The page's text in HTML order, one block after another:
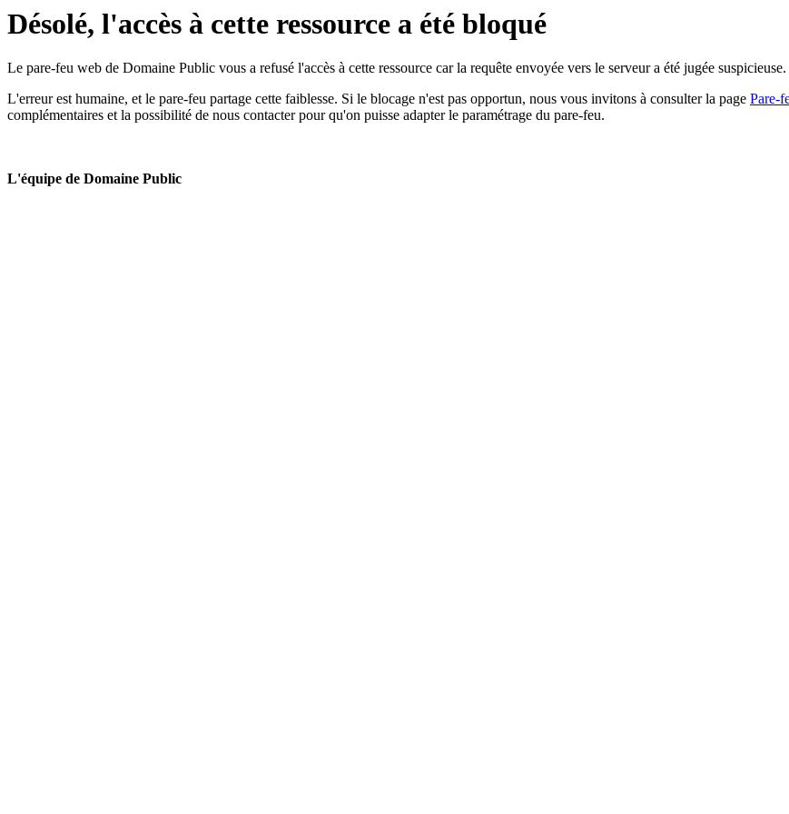
Désolé, l'accès à cette ressource a été bloqué
Le pare-feu web de Domaine Public vous a refusé l'accès à cette ressource car la requête envoyée vers le serveur a été jugée suspicieuse.
L'erreur est humaine, et le pare-feu partage cette faiblesse. Si le blocage n'est pas opportun, nous vous invitons à consulter la page Pare-
complémentaires et la possibilité de nous contacter pour qu'on puisse adapter le paramétrage du pare-feu.
L'équipe de Domaine Public